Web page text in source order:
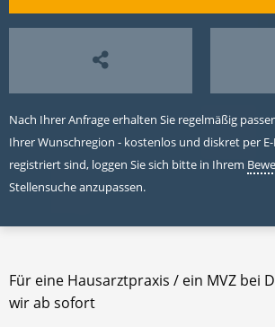
Nach Ihrer Anfrage erhalten Sie regelmäßig
Ihrer Wunschregion - kostenlos und diskret per
registriert sind, loggen Sie sich bitte in Ihrem
Stellensuche anzupassen.
Für eine Hausarztpraxis / ein MVZ bei
wir ab sofort